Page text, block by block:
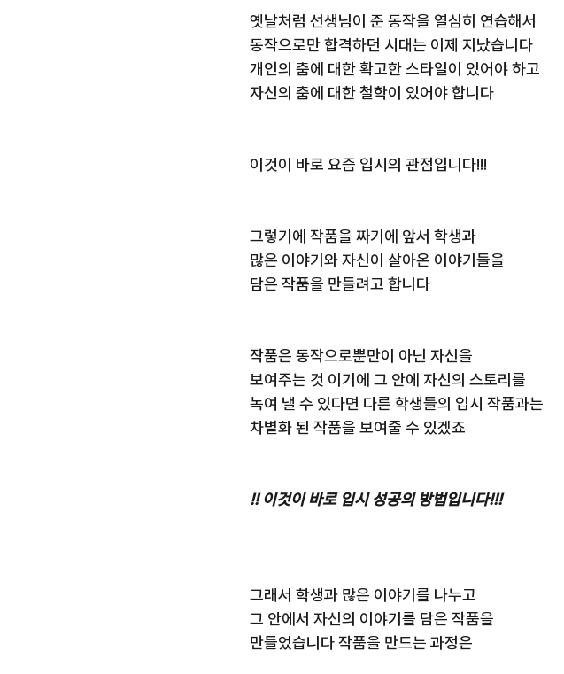
옛날처럼 선생님이 준 동작을 열심히 연습해서
동작으로만 합격하던 시대는 이제 지났습니다
개인의 춤에 대한 확고한 스타일이 있어야 하고
자신의 춤에 대한 철학이 있어야 합니다
이것이 바로 요즘 입시의 관점입니다!!!
그렇기에 작품을 짜기에 앞서 학생과
많은 이야기와 자신이 살아온 이야기들을
담은 작품을 만들려고 합니다
작품은 동작으로뿐만이 아닌 자신을
보여주는 것 이기에 그 안에 자신의 스토리를
녹여 낼 수 있다면 다른 학생들의 입시 작품과는
차별화 된 작품을 보여줄 수 있겠죠
!! 이것이 바로 입시 성공의 방법입니다!!!
그래서 학생과 많은 이야기를 나누고
그 안에서 자신의 이야기를 담은 작품을
만들었습니다 작품을 만드는 과정은